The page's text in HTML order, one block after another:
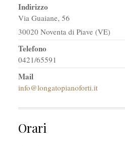
Indirizzo
Via Guaiane, 56
30020 Noventa di Piave (VE)
Telefono
0421/65591
Mail
info@longatopianoforti.it
Orari